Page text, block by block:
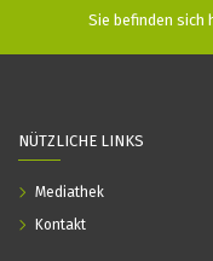
Sie befinden sich
NÜTZLICHE LINKS
Mediathek
Kontakt